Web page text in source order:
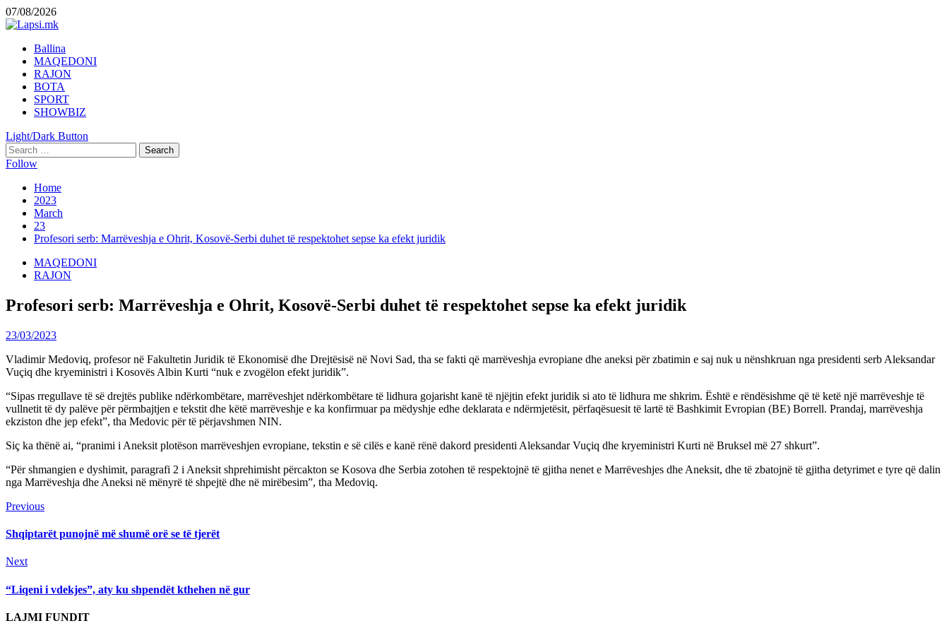
Skip
to
07/08/2026
Primary
Menu
Ballina
MAQEDONI
RAJON
BOTA
SPORT
SHOWBIZ
Light/Dark Button
Search
for:
Follow
Home
2023
March
23
Profesori serb: Marrëveshja e Ohrit, Kosovë-Serbi duhet të respektohet sepse ka efekt juridik
MAQEDONI
RAJON
Profesori serb: Marrëveshja e Ohrit, Kosovë-Serbi duhet të respektohet sepse ka efekt juridik
23/03/2023
Vladimir Medoviq, profesor në Fakultetin Juridik të Ekonomisë dhe Drejtësisë në Novi Sad, tha se fakti që marrëveshja evropiane dhe aneksi për zbatimin e saj nuk u nënshkruan nga presidenti serb Aleksandar
Vuçiq dhe kryeministri i Kosovës Albin Kurti “nuk e zvogëlon efekt juridik”.
“Sipas rregullave të së drejtës publike ndërkombëtare, marrëveshjet ndërkombëtare të lidhura gojarisht kanë të njëjtin efekt juridik si ato të lidhura me shkrim. Është e rëndësishme që të ketë një marrëveshje të
vullnetit të dy palëve për përmbajtjen e tekstit dhe këtë marrëveshje e ka konfirmuar pa mëdyshje edhe deklarata e ndërmjetësit, përfaqësuesit të lartë të Bashkimit Evropian (BE) Borrell. Prandaj, marrëveshja
ekziston dhe jep efekt”, tha Medovic për të përjavshmen NIN.
Siç ka thënë ai, “pranimi i Aneksit plotëson marrëveshjen evropiane, tekstin e së cilës e kanë rënë dakord presidenti Aleksandar Vuçiq dhe kryeministri Kurti në Bruksel më 27 shkurt”.
“Për shmangien e dyshimit, paragrafi 2 i Aneksit shprehimisht përcakton se Kosova dhe Serbia zotohen të respektojnë të gjitha nenet e Marrëveshjes dhe Aneksit, dhe të zbatojnë të gjitha detyrimet e tyre që dalin
nga Marrëveshja dhe Aneksi në mënyrë të shpejtë dhe në mirëbesim”, tha Medoviq.
Continue
Reading
PreviousPrevious
Shqiptarët punojnë më shumë orë se të tjerët
NextNext
“Liqeni i vdekjes”, aty ku shpendët kthehen në gur
LAJMI FUNDIT